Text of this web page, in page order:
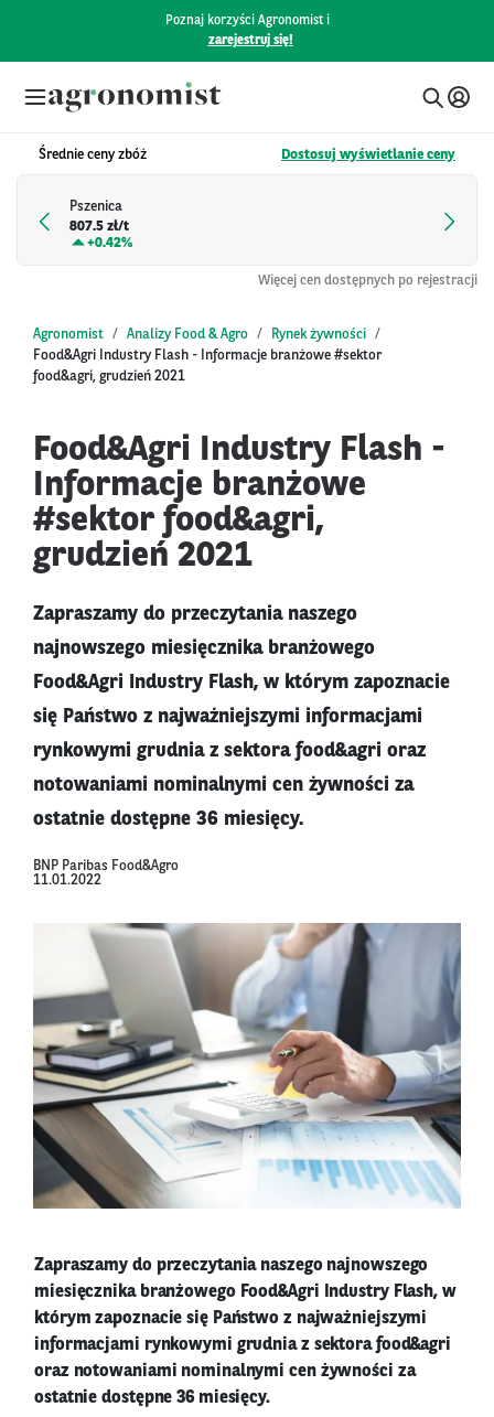
Poznaj korzyści Agronomist i
zarejestruj się!
Średnie ceny zbóż Dostosuj wyświetlanie ceny
Pszenica
807.5 zł/t
+0.42%
Więcej cen dostępnych po rejestracji
Agronomist Analizy Food & Agro
Rynek żywności
Food&Agri Industry Flash - Informacje branżowe #sektor
food&agri, grudzień 2021
Food&Agri Industry Flash -
Informacje branżowe
#sektor food&agri,
grudzień 2021
Zapraszamy do przeczytania naszego
najnowszego miesięcznika branżowego
Food&Agri Industry Flash, w którym zapoznacie
się Państwo z najważniejszymi informacjami
rynkowymi grudnia z sektora food&agri oraz
notowaniami nominalnymi cen żywności za
ostatnie dostępne 36 miesięcy.
BNP Paribas Food&Agro
11.01.2022
Zapraszamy do przeczytania naszego najnowszego
miesięcznika branżowego Food&Agri Industry Flash, w
którym zapoznacie się Państwo z najważniejszymi
informacjami rynkowymi grudnia z sektora food&agri
oraz notowaniami nominalnymi cen żywności za
ostatnie dostępne 36 miesięcy.